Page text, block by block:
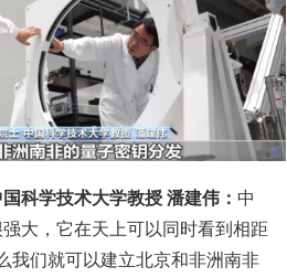
科学技术大学教授 潘建伟： 中
大，它在天上可以同时看到相距
我们就可以建立北京和非洲南非